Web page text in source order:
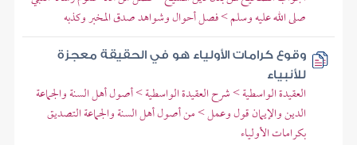
صلى الله عليه وسلم > فصل أحوال وشواهد صدق المخبر وكذبه
وقوع كرامات الأولياء هو في الحقيقة معجزة
للأنبياء
العقيدة الواسطية > شرح العقيدة الواسطية > أصول أهل السنة والجماعة
الدين والإيمان قول وعمل > من أصول أهل السنة والجماعة التصديق
بكرامات الأولياء